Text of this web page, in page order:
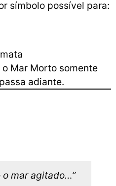
símbolo possível para:
Mar Morto somente
adiante.
o mar agitado…”